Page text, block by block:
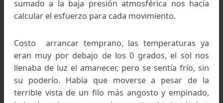
Cerro Overo Negro 5.778 mts. Primer travesía
invernal a los Nevados de Famatina